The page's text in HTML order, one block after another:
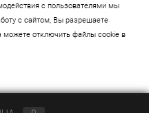
с пользователями мы
с сайтом, Вы разрешаете
можете отключить файлы cookie в